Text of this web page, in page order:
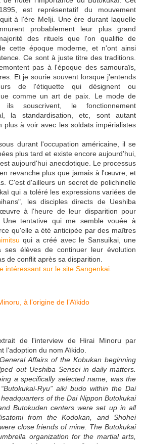
est représentatif du mouvement
à l'ère Meïji. Une ère durant laquelle
probablement leur plus grand
des rituels que l'on qualifie de
cette époque moderne, et n'ont ainsi
Ce sont à juste titre des traditions.
pas à l'époque des samouraïs,
Et je sourie souvent lorsque j'entends
de l'étiquette qui désignent ou
comme un art de paix. Le mode de
ils souscrivent, le fonctionnement
la standardisation, etc, sont autant
plus à voir avec les soldats impérialistes
durant l'occupation américaine, il se
plus tard et existe encore aujourd'hui,
aujourd'hui anecdotique. Le processus
revanche plus que jamais à l'œuvre, et
C'est d'ailleurs un secret de polichinelle
qui a toléré les expressions variées de
les disciples directs de Ueshiba
à l'heure de leur disparition pour
Une tentative qui me semble vouée à
qu'elle a été anticipée par des maîtres
qui a créé avec le Sansuikai, une
ses élèves de continuer leur évolution
de conflit après sa disparition.
intéressant sur le site Sangenkai
de l'interview de Hirai Minoru par
l'adoption du nom Aïkido.
Affairs of the Kobukan beginning
out Ueshiba Sensei in daily matters.
a specifically selected name, was the
Ryu” aiki budo within the Dai
of the Dai Nippon Butokukai
Butokuden centers were set up in all
from the Kodokan, and Shohei
close friends of mine. The Butokukai
organization for the martial arts,